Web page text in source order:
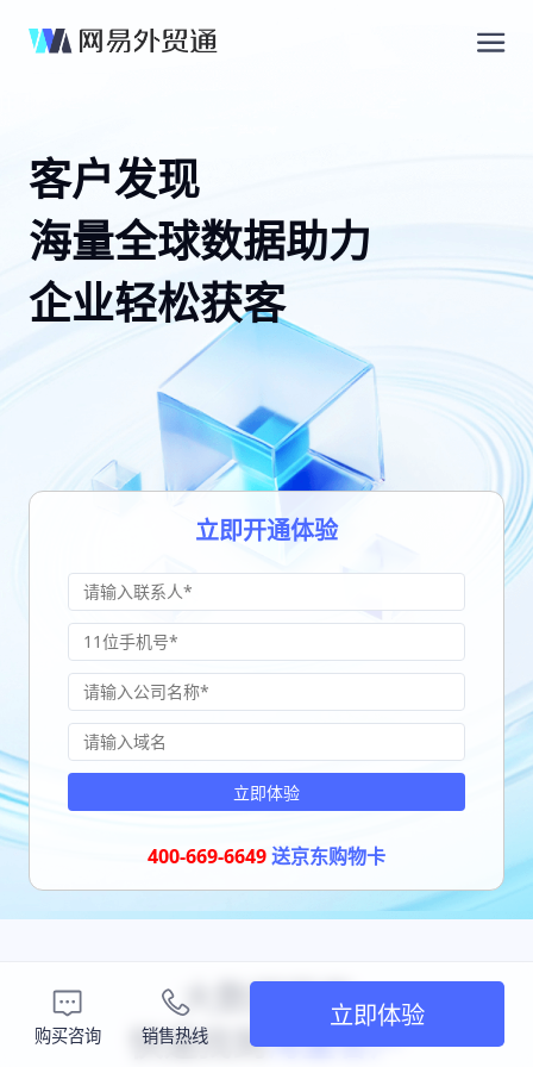
客户发现
海量全球数据助力
企业轻松获客
立即开通体验
立即体验
400-669-6649送京东购物卡
大数据获客
快速找到海量客户
购买咨询 销售热线
立即体验